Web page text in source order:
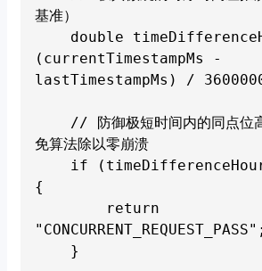
基准）
(currentTimestampMs -
lastTimestampMs) /
免算法除以零崩溃
{